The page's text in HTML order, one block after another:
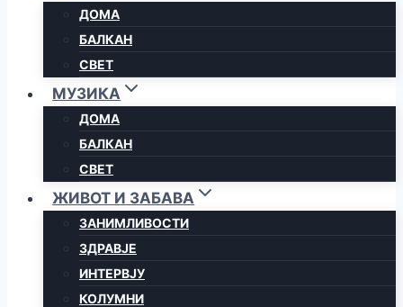
ДОМА
БАЛКАН
СВЕТ
МУЗИКА
ДОМА
БАЛКАН
СВЕТ
ЖИВОТ И ЗАБАВА
ЗАНИМЛИВОСТИ
ЗДРАВЈЕ
ИНТЕРВЈУ
КОЛУМНИ